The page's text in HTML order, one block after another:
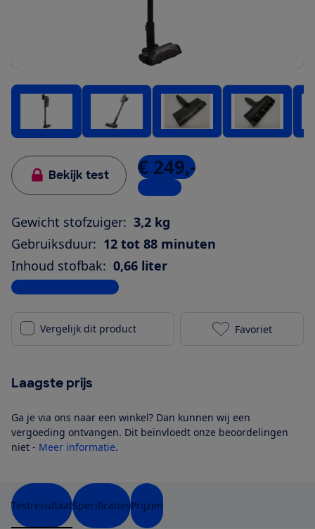
Bekijk test € 249,-
1 winkel
Gewicht stofzuiger: 3,2 kg
Gebruiksduur: 12 tot 88 minuten
Inhoud stofbak: 0,66 liter
Bekijk alle specificaties
Vergelijk dit product Dreame Z30
Favoriet
Laagste prijs
Ga je via ons naar een winkel? Dan kunnen wij een
vergoeding ontvangen. Dit beïnvloedt onze beoordelingen
niet - Meer informatie.
TestresultaatSpecificatiesPrijzen